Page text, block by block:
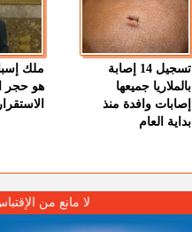
تسجيل 14 إصابة
بالملاريا جميعها
إصابات وافدة منذ
بداية العام
ملك
هو حجر
لا مانع من